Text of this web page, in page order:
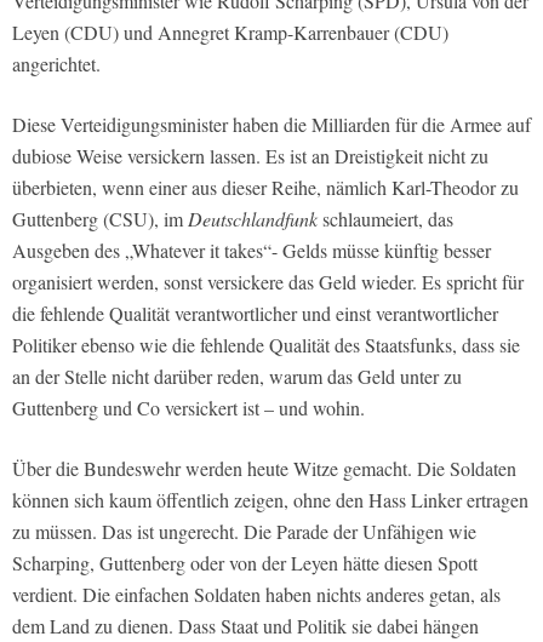
Leyen (CDU) und Annegret Kramp-Karrenbauer (CDU)
angerichtet.
Diese Verteidigungsminister haben die Milliarden für die Armee auf
dubiose Weise versickern lassen. Es ist an Dreistigkeit nicht zu
überbieten, wenn einer aus dieser Reihe, nämlich Karl-Theodor zu
Guttenberg (CSU), im Deutschlandfunkschlaumeiert, das
Ausgeben des „Whatever it takes“- Gelds müsse künftig besser
organisiert werden, sonst versickere das Geld wieder. Es spricht für
die fehlende Qualität verantwortlicher und einst verantwortlicher
Politiker ebenso wie die fehlende Qualität des Staatsfunks, dass sie
an der Stelle nicht darüber reden, warum das Geld unter zu
Guttenberg und Co versickert ist – und wohin.
Über die Bundeswehr werden heute Witze gemacht. Die Soldaten
können sich kaum öffentlich zeigen, ohne den Hass Linker ertragen
zu müssen. Das ist ungerecht. Die Parade der Unfähigen wie
Scharping, Guttenberg oder von der Leyen hätte diesen Spott
verdient. Die einfachen Soldaten haben nichts anderes getan, als
dem Land zu dienen. Dass Staat und Politik sie dabei hängen